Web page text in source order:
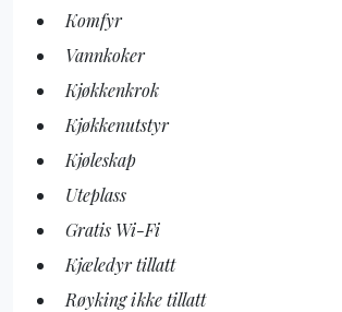
Komfyr
Vannkoker
Kjøkkenkrok
Kjøkkenutstyr
Kjøleskap
Uteplass
Gratis Wi-Fi
Kjæledyr tillatt
Røyking ikke tillatt